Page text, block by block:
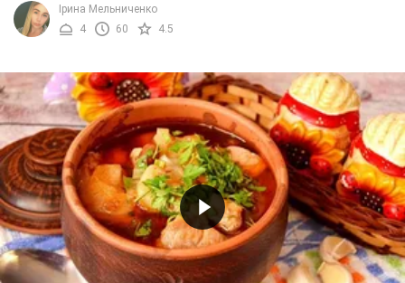
Ірина Мельниченко
4
60 4.5